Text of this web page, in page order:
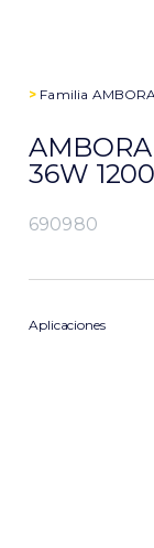
> Familia
36W
690980
Aplicaciones